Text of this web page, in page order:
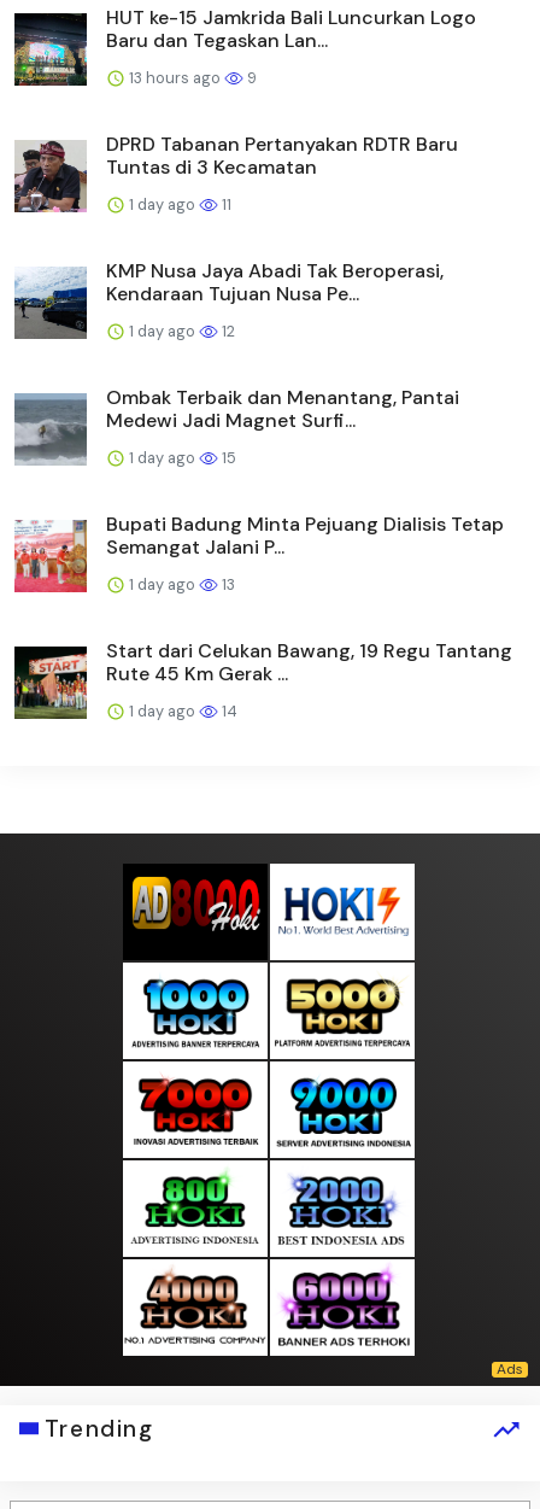
HUT ke-15 Jamkrida Bali Luncurkan Logo
Baru dan Tegaskan Lan...
13 hours ago 9
DPRD Tabanan Pertanyakan RDTR Baru
Tuntas di 3 Kecamatan
1 day ago 11
KMP Nusa Jaya Abadi Tak Beroperasi,
Kendaraan Tujuan Nusa Pe...
1 day ago 12
Ombak Terbaik dan Menantang, Pantai
Medewi Jadi Magnet Surfi...
1 day ago 15
Bupati Badung Minta Pejuang Dialisis Tetap
Semangat Jalani P...
1 day ago 13
Start dari Celukan Bawang, 19 Regu Tantang
Rute 45 Km Gerak ...
1 day ago 14
Trending